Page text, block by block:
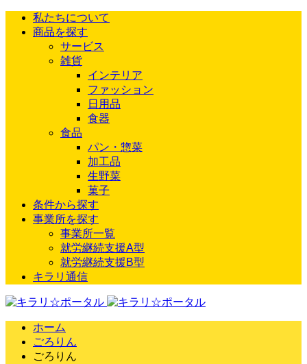
私たちについて
商品を探す
サービス
雑貨
インテリア
ファッション
日用品
食器
食品
パン・惣菜
加工品
生野菜
菓子
条件から探す
事業所を探す
事業所一覧
就労継続支援A型
就労継続支援B型
キラリ通信
ホーム
ごろりん
ごろりん